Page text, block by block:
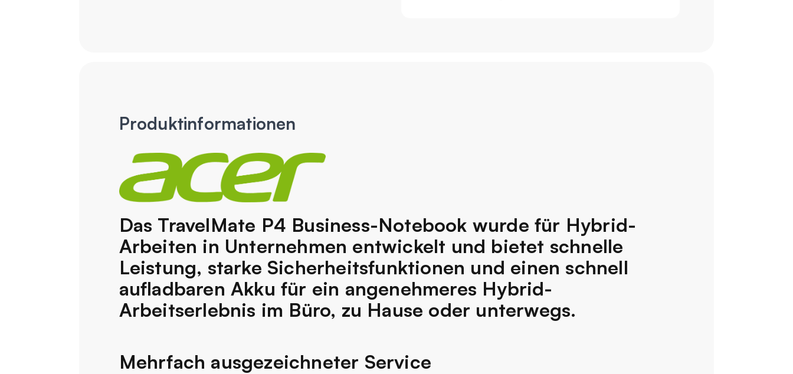
Produktinformationen
Das TravelMate P4 Business-Notebook wurde für Hybrid-
Arbeiten in Unternehmen entwickelt und bietet schnelle
Leistung, starke Sicherheitsfunktionen und einen schnell
aufladbaren Akku für ein angenehmeres Hybrid-
Arbeitserlebnis im Büro, zu Hause oder unterwegs.
Mehrfach ausgezeichneter Service